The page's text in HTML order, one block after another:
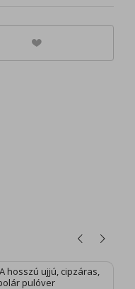
hosszú ujjú, cipzáras,
pulóver